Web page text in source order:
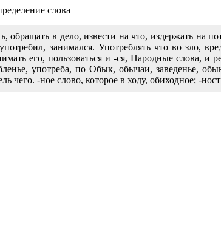
слова
обращать в дело, извести на что, издержать на
занимался. Употреблять что во зло,
его, пользоваться и -ся, Народные слова, и
употреба, по Обык, обычаи, заведенье,
чего. -ное слово, которое в ходу, обиходное; -